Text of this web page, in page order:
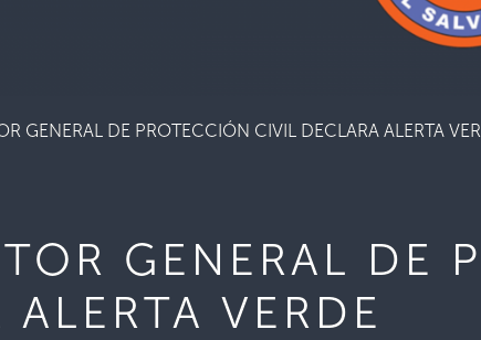
GENERAL DE PROTECCIÓN CIVIL DECLARA ALERTA
GENERAL DE
ALERTA VERDE